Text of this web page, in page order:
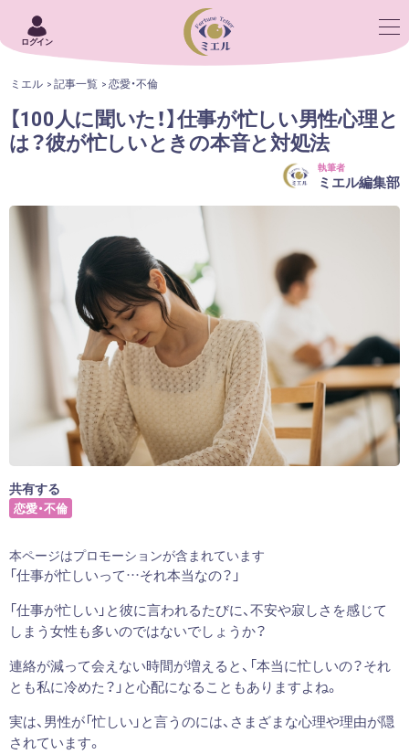
ログイン
ミエル 記事一覧 恋愛・不倫
【100人に聞いた！】仕事が忙しい男性心理と
は？彼が忙しいときの本音と対処法
執筆者
ミエル編集部
共有する
恋愛・不倫
本ページはプロモーションが含まれています
「仕事が忙しいって…それ本当なの？」
「仕事が忙しい」と彼に言われるたびに、不安や寂しさを感じて
しまう女性も多いのではないでしょうか？
連絡が減って会えない時間が増えると、「本当に忙しいの？それ
とも私に冷めた？」と心配になることもありますよね。
実は、男性が「忙しい」と言うのには、さまざまな心理や理由が隠
されています。